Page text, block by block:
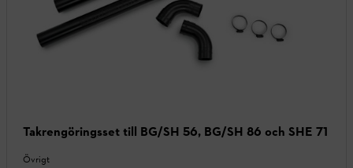
Takrengöringsset till BG/SH 56, BG/SH 86 och SHE 71
Övrigt